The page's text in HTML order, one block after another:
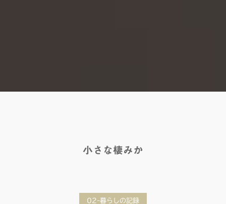
小さな棲みか
02-暮らしの記録